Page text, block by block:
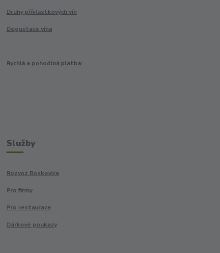
Druhy přívlastkových vín
Degustace vína
Rychlá a pohodlná platba:
Služby
Rozvoz Boskovice
Pro firmy
Pro restaurace
Dárkové poukazy